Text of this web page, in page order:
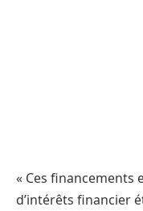
« Ces
d’intérêts financier